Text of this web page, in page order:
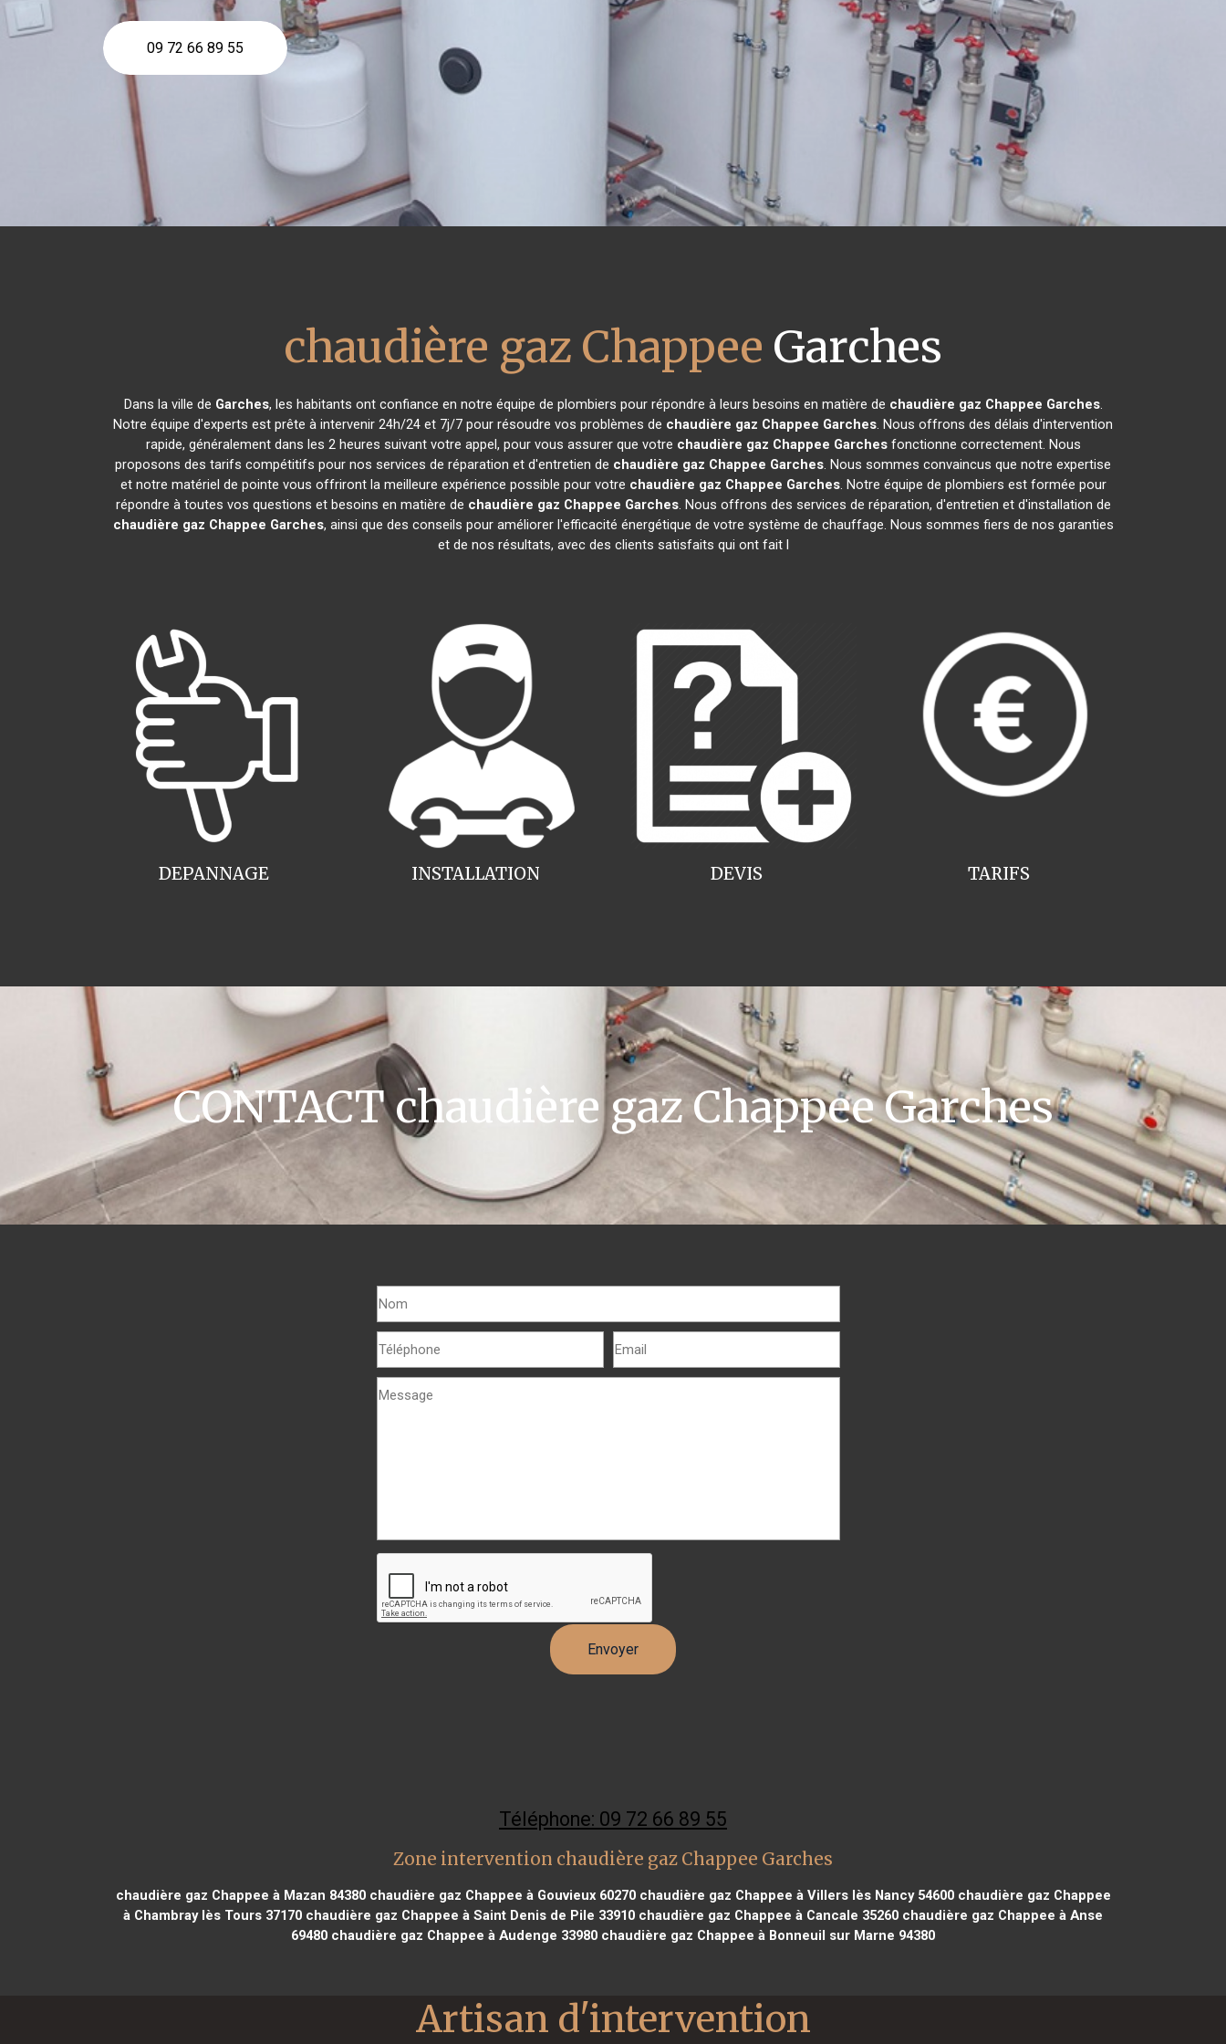
09 72 66 89 55
chaudière gaz Chappee Garches
Dans la ville de Garches, les habitants ont confiance en notre équipe de plombiers pour répondre à leurs besoins en matière de chaudière gaz Chappee Garches.
Notre équipe d'experts est prête à intervenir 24h/24 et 7j/7 pour résoudre vos problèmes de chaudière gaz Chappee Garches. Nous offrons des délais d'intervention
rapide, généralement dans les 2 heures suivant votre appel, pour vous assurer que votre chaudière gaz Chappee Garchesfonctionne correctement. Nous
proposons des tarifs compétitifs pour nos services de réparation et d'entretien de chaudière gaz Chappee Garches. Nous sommes convaincus que notre expertise
et notre matériel de pointe vous offriront la meilleure expérience possible pour votre chaudière gaz Chappee Garches. Notre équipe de plombiers est formée pour
répondre à toutes vos questions et besoins en matière de chaudière gaz Chappee Garches. Nous offrons des services de réparation, d'entretien et d'installation de
chaudière gaz Chappee Garches, ainsi que des conseils pour améliorer l'efficacité énergétique de votre système de chauffage. Nous sommes fiers de nos garanties
et de nos résultats, avec des clients satisfaits qui ont fait l
INSTALLATION
DEPANNAGE TARIFS
DEVIS
CONTACT chaudière gaz Chappee Garches
Téléphone: 09 72 66 89 55
Zone intervention chaudière gaz Chappee Garches
chaudière gaz Chappee à Mazan 84380chaudière gaz Chappee à Gouvieux 60270chaudière gaz Chappee à Villers lès Nancy 54600chaudière gaz Chappee
à Chambray lès Tours 37170 chaudière gaz Chappee à Saint Denis de Pile 33910 chaudière gaz Chappee à Cancale 35260 chaudière gaz Chappee à Anse
69480 chaudière gaz Chappee à Audenge 33980 chaudière gaz Chappee à Bonneuil sur Marne 94380
Artisan d'intervention